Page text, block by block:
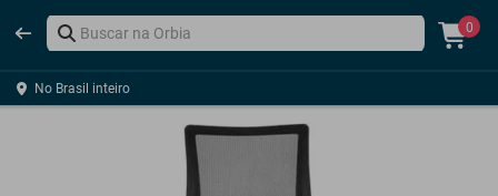
0
No Brasil inteiro